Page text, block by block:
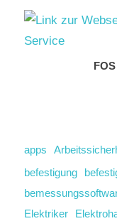
apps
befestigung
Elektriker